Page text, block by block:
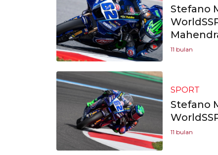
Stefano
11 bulan
SPORT
Stefano
11 bulan